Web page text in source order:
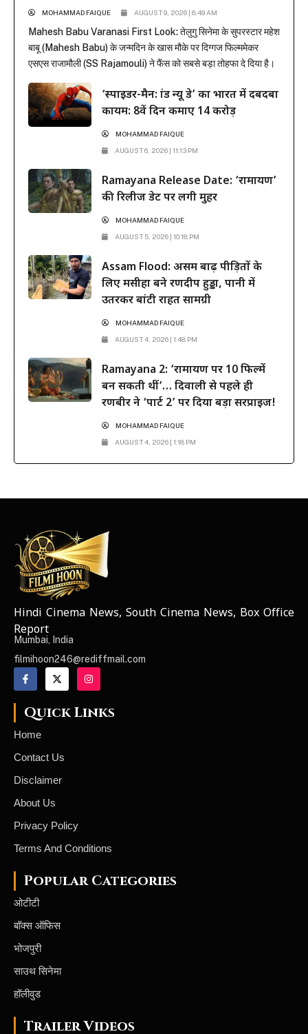
MOHAMMAD FAIQUE AUGUST 9, 2026 | 8:49 AM
Mahesh Babu Varanasi First Look: तेलुगु सिनेमा के सुपरस्टार महेश
बाबू (Mahesh Babu) के जन्मदिन के खास मौके पर दिग्गज फिल्ममेकर
एसएस राजामौली (SS Rajamouli) ने फैंस को सबसे बड़ा तोहफा दे दिया है।
महेश बाबू का मच-अवेटेड फर्स्ट लुक रिलीज कर दिया है। इस फिल्म...
‘स्पाइडर-मैन: ब्रांड न्यू डे’ का भारत में दबदबा
कायम: 8वें दिन कमाए 14 करोड़
MOHAMMAD FAIQUE
AUGUST 6, 2026 | 11:13 PM
Ramayana Release Date: ‘रामायण’
की रिलीज डेट पर लगी मुहर
MOHAMMAD FAIQUE
AUGUST 5, 2026 | 10:18 PM
Assam Flood: असम बाढ़ पीड़ितों के
लिए मसीहा बने रणदीप हुड्डा, पानी में
उतरकर बांटी राहत सामग्री
MOHAMMAD FAIQUE
AUGUST 4, 2026 | 1:48 PM
Ramayana 2: ‘रामायण पर 10 फिल्में
बन सकती थीं’… दिवाली से पहले ही
रणबीर ने ‘पार्ट 2’ पर दिया बड़ा सरप्राइज!
MOHAMMAD FAIQUE
AUGUST 4, 2026 | 1:18 PM
NEWS ELEMENTOR
Hindi Cinema News, South Cinema News, Box Office
Report
Mumbai, India
filmihoon246@rediffmail.com
Quick Links
Home
Contact Us
Disclaimer
About Us
Privacy Policy
Terms And Conditions
Popular Categories
ओटीटी
बॉक्स ऑफिस
भोजपुरी
साउथ सिनेमा
हॉलीवुड
Trailer Videos